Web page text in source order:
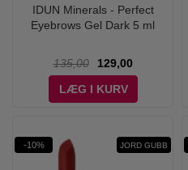
IDUN Minerals - Perfect
Eyebrows Gel Dark 5 ml
135,00
129,00
LÆG I KURV
-10% JORD GUBB